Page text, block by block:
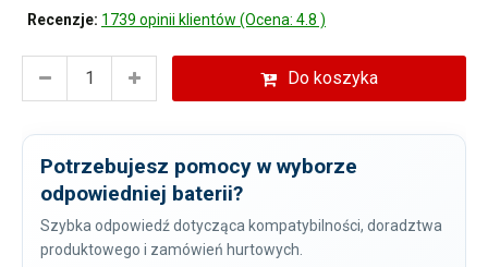
Recenzje: 1739 opinii klientów (Ocena: 4.8 )
Do koszyka
Potrzebujesz pomocy w wyborze
odpowiedniej baterii?
Szybka odpowiedź dotycząca kompatybilności, doradztwa
produktowego i zamówień hurtowych.